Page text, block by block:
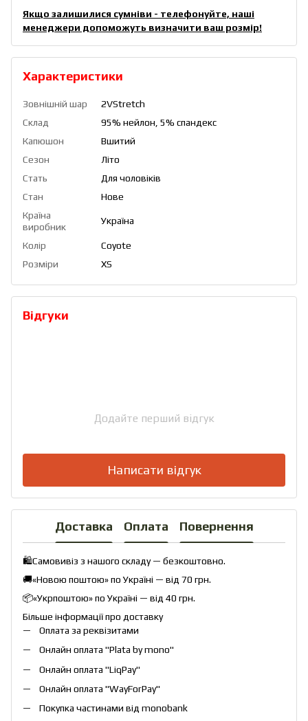
Якщо залишилися сумніви - телефонуйте, наші
менеджери допоможуть визначити ваш розмір!
Характеристики
Зовнішній шар
2VStretch
Склад
95% нейлон, 5% спандекс
Капюшон
Вшитий
Сезон
Літо
Стать
Для чоловіків
Стан
Нове
Країна
виробник
Україна
Колір
Coyote
Розміри
XS
Відгуки
Додайте перший відгук
Написати відгук
Доставка Оплата Повернення
🛍️Самовивіз з нашого складу — безкоштовно.
🚚«Новою поштою» по Україні — від 70 грн.
📦«Укрпоштою» по Україні — від 40 грн.
Більше інформації про доставку
Оплата за реквізитами
Онлайн оплата "Plata by mono"
Онлайн оплата "LiqPay"
Онлайн оплата "WayForPay"
Покупка частинами від monobank